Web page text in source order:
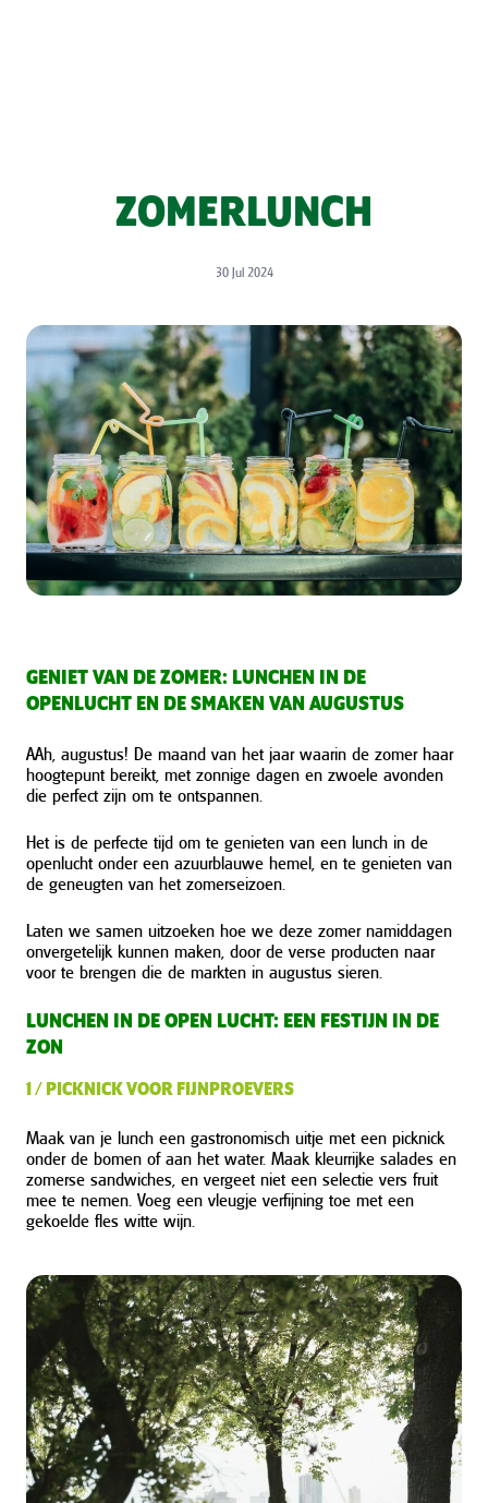
ZOMERLUNCH
30 Jul 2024
GENIET VAN DE ZOMER: LUNCHEN IN DE
OPENLUCHT EN DE SMAKEN VAN AUGUSTUS
AAh, augustus! De maand van het jaar waarin de zomer haar
hoogtepunt bereikt, met zonnige dagen en zwoele avonden
die perfect zijn om te ontspannen.
Het is de perfecte tijd om te genieten van een lunch in de
openlucht onder een azuurblauwe hemel, en te genieten van
de geneugten van het zomerseizoen.
Laten we samen uitzoeken hoe we deze zomer namiddagen
onvergetelijk kunnen maken, door de verse producten naar
voor te brengen die de markten in augustus sieren.
LUNCHEN IN DE OPEN LUCHT: EEN FESTIJN IN DE
ZON
1 / PICKNICK VOOR FIJNPROEVERS
Maak van je lunch een gastronomisch uitje met een picknick
onder de bomen of aan het water. Maak kleurrijke salades en
zomerse sandwiches, en vergeet niet een selectie vers fruit
mee te nemen. Voeg een vleugje verfijning toe met een
gekoelde fles witte wijn.